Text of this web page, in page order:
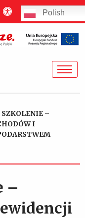
Polish
SZKOLENIE –
I
–